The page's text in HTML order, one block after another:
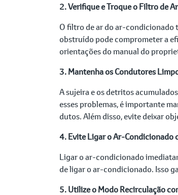
2. Verifique e Troque o Filtro de Ar
O filtro de ar do ar-condicionado
obstruído pode comprometer a
orientações do manual do
3. Mantenha os Condutores
A sujeira e os detritos
esses problemas, é importante
dutos. Além disso, evite deixar
4. Evite Ligar o Ar-Condicionado
Ligar o ar-condicionado
de ligar o ar-condicionado. Isso
5. Utilize o Modo Recirculação